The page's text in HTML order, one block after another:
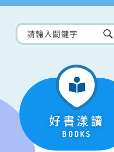
好書漾讀
BOOKS